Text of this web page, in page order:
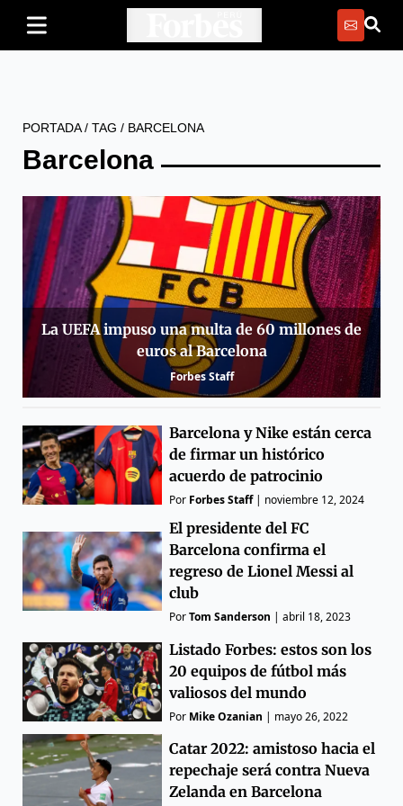
PORTADA/ TAG / BARCELONA
Barcelona
La UEFA impuso una multa de 60 millones de
euros al Barcelona
Forbes Staff
Barcelona y Nike están cerca
de firmar un histórico
acuerdo de patrocinio
Por Forbes Staff| noviembre 12, 2024
El presidente del FC
Barcelona confirma el
regreso de Lionel Messi al
club
PorTom Sanderson |abril 18, 2023
Listado Forbes: estos son los
20 equipos de fútbol más
valiosos del mundo
Por Mike Ozanian | mayo 26, 2022
Catar 2022: amistoso hacia el
repechaje será contra Nueva
Zelanda en Barcelona